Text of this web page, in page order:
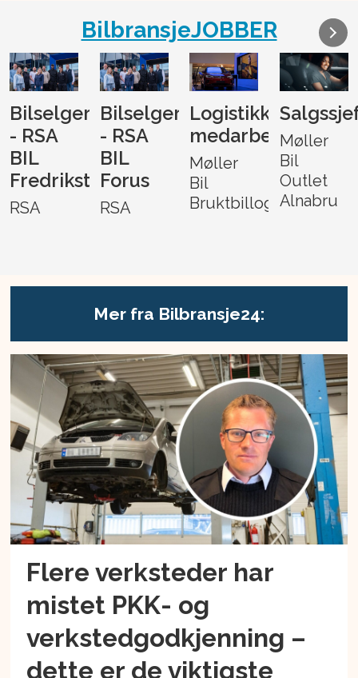
BilbransjeJOBBER
Bilselger
- RSA
BIL
Fredrikstad
RSA
Bilselger
- RSA
BIL
Forus
RSA
Logistikk-
medarbeider
Møller
Bil
Bruktbillogistikk
Møller
Bil
Outlet
Alnabru
Mer fra Bilbransje24:
Flere verksteder har
mistet PKK- og
verkstedgodkjenning –
dette er de viktigste